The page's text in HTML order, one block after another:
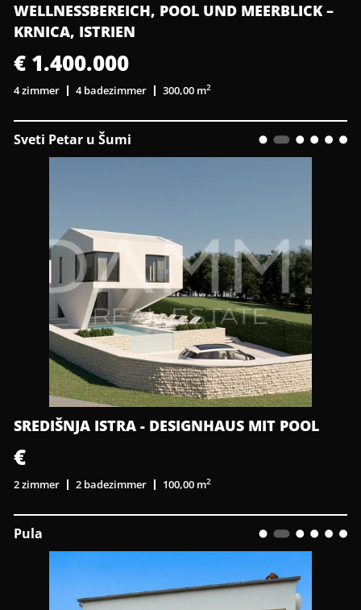
WELLNESSBEREICH, POOL UND MEERBLICK –
KRNICA, ISTRIEN
€ 1.400.000
4 zimmer 4 badezimmer 300,00 m2
Sveti Petar u Šumi
SREDIŠNJA ISTRA - DESIGNHAUS MIT POOL
€
2 zimmer 2 badezimmer 100,00 m2
Pula